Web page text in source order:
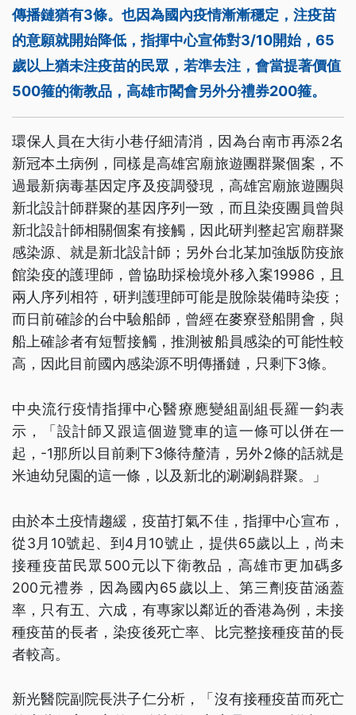
傳播鏈猶有3條。也因為國內疫情漸漸穩定，注疫苗
的意願就開始降低，指揮中心宣佈對3/10開始，65
歲以上猶未注疫苗的民眾，若準去注，會當提著價值
500箍的衛教品，高雄市閣會另外分禮券200箍。
環保人員在大街小巷仔細清消，因為台南市再添2名
新冠本土病例，同樣是高雄宮廟旅遊團群聚個案，不
過最新病毒基因定序及疫調發現，高雄宮廟旅遊團與
新北設計師群聚的基因序列一致，而且染疫團員曾與
新北設計師相關個案有接觸，因此研判整起宮廟群聚
感染源、就是新北設計師；另外台北某加強版防疫旅
館染疫的護理師，曾協助採檢境外移入案19986，且
兩人序列相符，研判護理師可能是脫除裝備時染疫；
而日前確診的台中驗船師，曾經在麥寮登船開會，與
船上確診者有短暫接觸，推測被船員感染的可能性較
高，因此目前國內感染源不明傳播鏈，只剩下3條。
中央流行疫情指揮中心醫療應變組副組長羅一鈞表
示，「設計師又跟這個遊覽車的這一條可以併在一
起，-1那所以目前剩下3條待釐清，另外2條的話就是
米迪幼兒園的這一條，以及新北的涮涮鍋群聚。」
由於本土疫情趨緩，疫苗打氣不佳，指揮中心宣布，
從3月10號起、到4月10號止，提供65歲以上，尚未
接種疫苗民眾500元以下衛教品，高雄市更加碼多
200元禮券，因為國內65歲以上、第三劑疫苗涵蓋
率，只有五、六成，有專家以鄰近的香港為例，未接
種疫苗的長者，染疫後死亡率、比完整接種疫苗的長
者較高。
新光醫院副院長洪子仁分析，「沒有接種疫苗而死亡